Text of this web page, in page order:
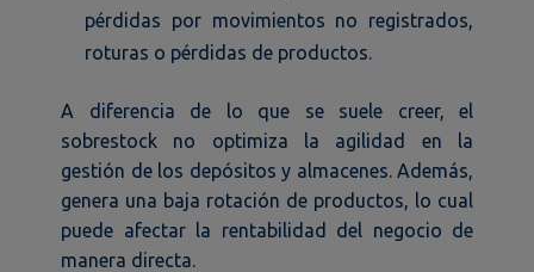
pérdidas por movimientos no registrados,
roturas o pérdidas de productos.
A diferencia de lo que se suele creer, el
sobrestock no optimiza la agilidad en la
gestión de los depósitos y almacenes. Además,
genera una baja rotación de productos, lo cual
puede afectar la rentabilidad del negocio de
manera directa.